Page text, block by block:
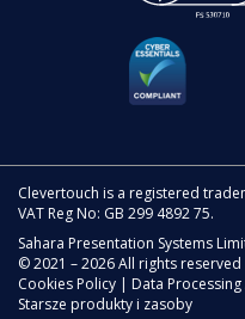
Clevertouch is a registered
VAT Reg No: GB 299 4892 75.
Sahara Presentation Systems
© 2021 – 2026 All rights reserved
Cookies Policy
Data
Starsze produkty i zasoby